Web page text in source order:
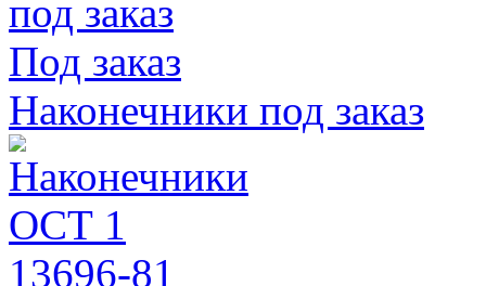
Под заказ
Наконечники под заказ